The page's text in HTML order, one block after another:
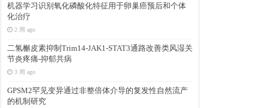
机器学习识别氧化磷酸化特征用于卵巢癌预后和个体
化治疗
2 周 ago
二氢槲皮素抑制Trim14-JAK1-STAT3通路改善类风湿关
节炎疼痛-抑郁共病
3 周 ago
GPSM2罕见变异通过非整倍体介导的复发性自然流产
的机制研究